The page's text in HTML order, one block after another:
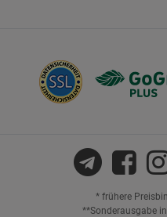
* frühere
**Sonderausgabe